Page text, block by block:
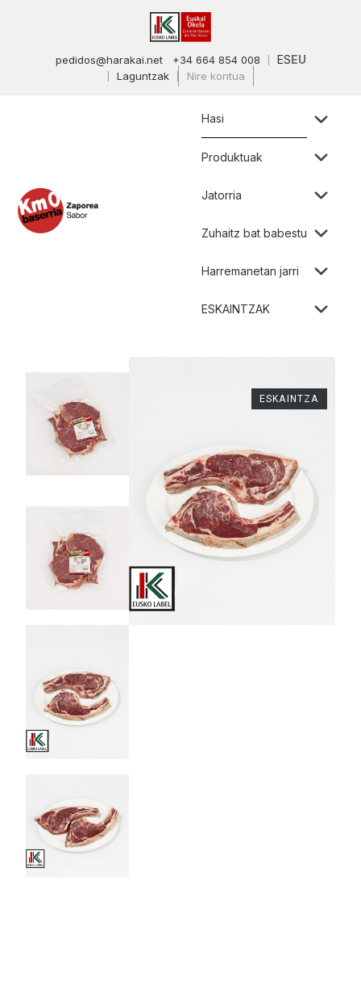
pedidos@harakai.net +34 664 854 008 ESEU
Laguntzak Nire kontua
Hasi
Produktuak
Jatorria
Zuhaitz bat babestu
Harremanetan jarri
ESKAINTZAK
ESKAINTZA